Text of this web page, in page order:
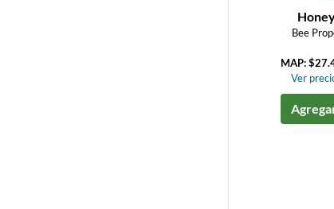
Bee
MAP:
Ver